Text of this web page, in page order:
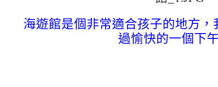
海遊館是個非常適合孩子的地方
過愉快的一個下